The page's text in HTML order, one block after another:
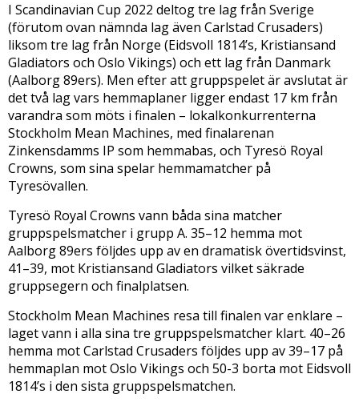
I Scandinavian Cup 2022 deltog tre lag från Sverige
(förutom ovan nämnda lag även Carlstad Crusaders)
liksom tre lag från Norge (Eidsvoll 1814’s, Kristiansand
Gladiators och Oslo Vikings) och ett lag från Danmark
(Aalborg 89ers). Men efter att gruppspelet är avslutat är
det två lag vars hemmaplaner ligger endast 17 km från
varandra som möts i finalen – lokalkonkurrenterna
Stockholm Mean Machines, med finalarenan
Zinkensdamms IP som hemmabas, och Tyresö Royal
Crowns, som sina spelar hemmamatcher på
Tyresövallen.
Tyresö Royal Crowns vann båda sina matcher
gruppspelsmatcher i grupp A. 35–12 hemma mot
Aalborg 89ers följdes upp av en dramatisk övertidsvinst,
41–39, mot Kristiansand Gladiators vilket säkrade
gruppsegern och finalplatsen.
Stockholm Mean Machines resa till finalen var enklare –
laget vann i alla sina tre gruppspelsmatcher klart. 40–26
hemma mot Carlstad Crusaders följdes upp av 39–17 på
hemmaplan mot Oslo Vikings och 50-3 borta mot Eidsvoll
1814’s i den sista gruppspelsmatchen.